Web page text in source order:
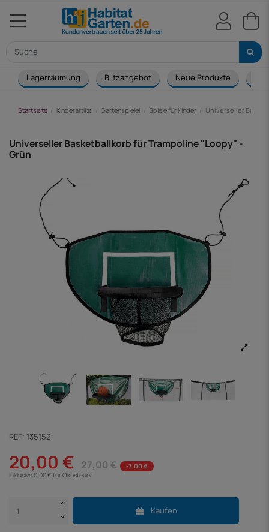
Lagerräumung Blitzangebot Neue Produkte
Startseite Kinderartikel Gartenspielel Spiele für Kinder Universeller
Universeller Basketballkorb für Trampoline "Loopy" -
Grün
REF: 135152
20,00 € 27,00 €
-7,00 €
Inklusive 0,00 € für Ökosteuer
Kaufen